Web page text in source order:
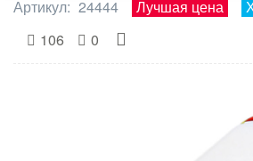
Артикул: 24444 Лучшая цена
106
0